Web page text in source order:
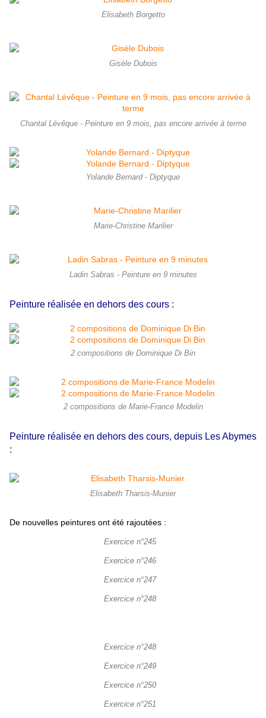
Elisabeth Borgetto
Gisèle Dubois
Chantal Lévêque - Peinture en 9 mois, pas encore arrivée à terme
Yolande Bernard - Diptyque
Marie-Christine Marilier
Ladin Sabras - Peinture en 9 minutes
Peinture réalisée en dehors des cours :
2 compositions de Dominique Di Bin
2 compositions de Marie-France Modelin
Peinture réalisée en dehors des cours, depuis Les Abymes
:
Elisabeth Tharsis-Munier
De nouvelles peintures ont été rajoutées :
Exercice n°245
Exercice n°246
Exercice n°247
Exercice n°248
Exercice n°248
Exercice n°249
Exercice n°250
Exercice n°251